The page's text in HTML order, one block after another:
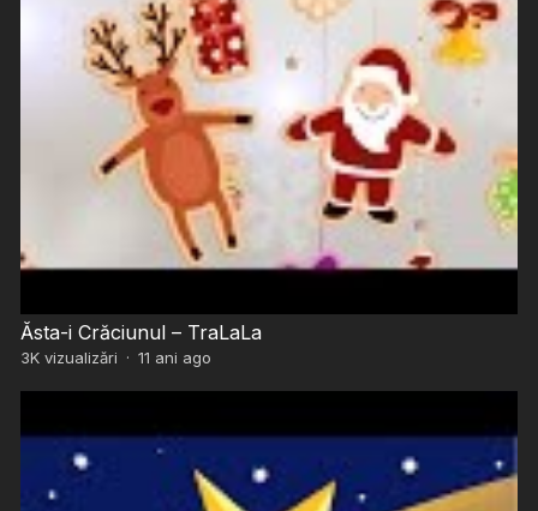
Ăsta-i Crăciunul – TraLaLa
3Kvizualizări · 11 ani ago